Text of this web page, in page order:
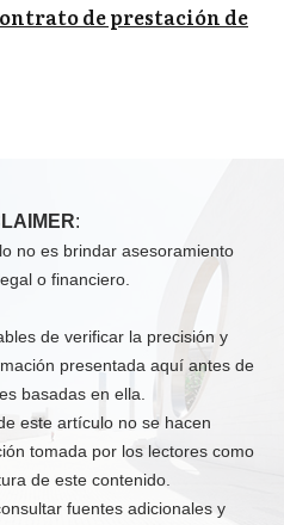
de prestación de
:
no es brindar asesoramiento
o financiero.
de verificar la precisión y
presentada aquí antes de
basadas en ella.
este artículo no se hacen
tomada por los lectores como
de este contenido.
fuentes adicionales y